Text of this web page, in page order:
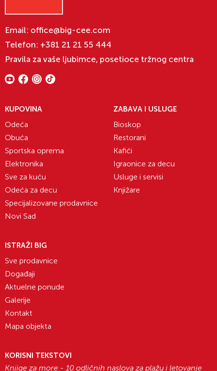
Email: office@big-cee.com
Telefon: +381 21 21 55 444
Pravila za vaše ljubimce, posetioce tržnog centra
KUPOVINA
Odeća
Obuća
Sportska oprema
Elektronika
Sve za kuću
Odeća za decu
Specijalizovane prodavnice
Novi Sad
ZABAVA I USLUGE
Bioskop
Restorani
Kafići
Igraonice za decu
Usluge i servisi
Knjižare
ISTRAŽI BIG
Sve prodavnice
Događaji
Aktuelne ponude
Galerije
Kontakt
Mapa objekta
KORISNI TEKSTOVI
Knjige za more - 10 odličnih naslova za plažu i letovanje